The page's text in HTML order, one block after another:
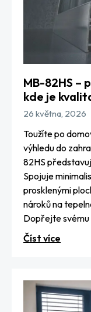
MB-82HS –
kde je
26 května, 2026
Toužíte po
výhledu do
82HS
Spojuje
prosklenými
nároků na
Dopřejte svému
Číst více